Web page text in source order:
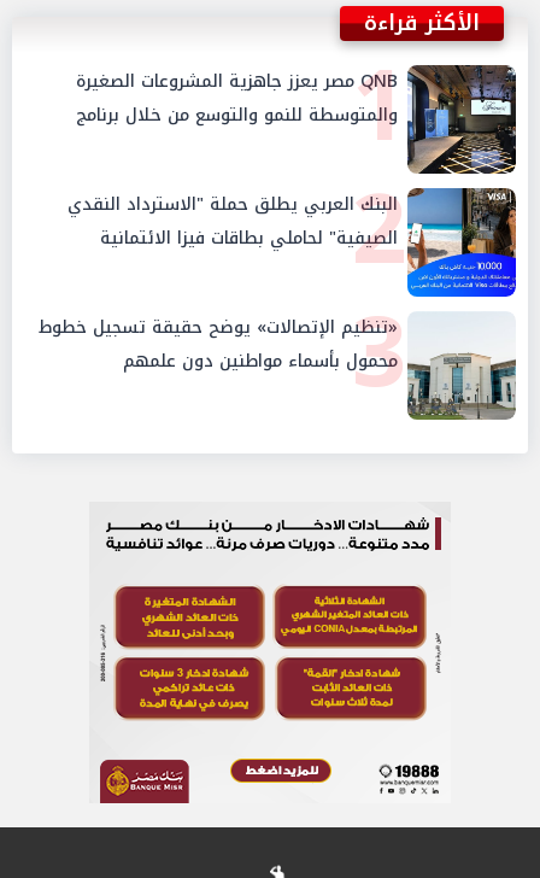
الأكثر قراءة
1QNB مصر يعزز جاهزية المشروعات الصغيرة
والمتوسطة للنمو والتوسع من خلال برنامج
أبطال المشروعات الصغيرة والمتوسطة
2
البنك العربي يطلق حملة "الاسترداد النقدي
الصيفية" لحاملي بطاقات فيزا الائتمانية
3
«تنظيم الإتصالات» يوضح حقيقة تسجيل خطوط
محمول بأسماء مواطنين دون علمهم